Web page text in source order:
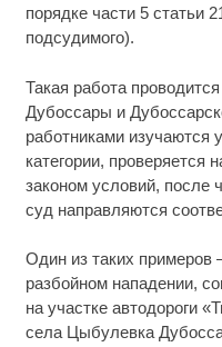
порядке части 5 статьи
подсудимого).
Такая работа
Дубоссары и
работниками изучаются
категории, проверяется
законом условий, после
суд направляются
Один из таких примеров
разбойном нападении,
на участке автодороги
села Цыбулевка